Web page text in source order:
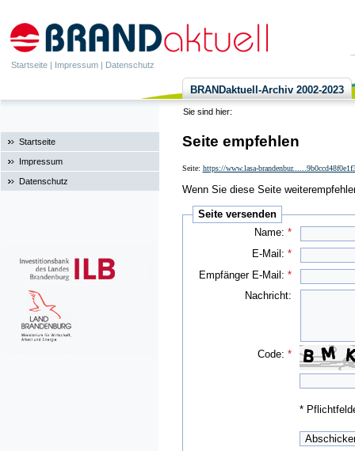
Startseite | Impressum | Datenschutz
BRANDaktuell-Archiv 2002-2023
Sie sind hier:
Startseite
Impressum
Datenschutz
Seite empfehlen
Seite: https://www.lasa-
Wenn Sie diese Seite
Seite versenden
Name:*
E-Mail:*
Empfänger E-Mail:*
Nachricht:
Code:*
*